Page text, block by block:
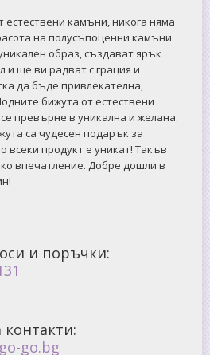
естествени камъни, никога няма
на полусъпоценни камъни
образ, създават ярък
и ще ви радват с грация и
да бъде привлекателна,
бижута от естествени
превърне в уникална и желана.
са чудесен подарък за
всеки продукт е уникат! Такъв
впечатление. Добре дошли в
и поръчки:
контакти:
go.bg